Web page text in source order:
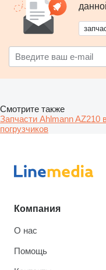
Смотрите также
Запчасти Ahlmann AZ210
погрузчиков
Компания
О нас
Помощь